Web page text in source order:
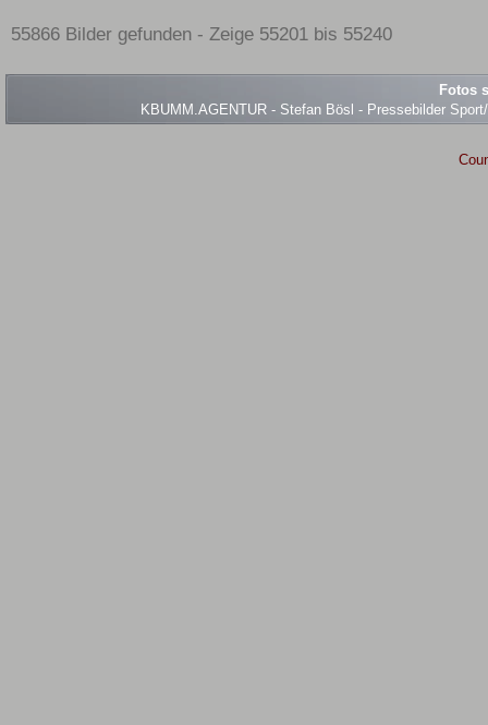
55866 Bilder gefunden - Zeige 55201 bis 55240
Fotos
KBUMM.AGENTUR - Stefan Bösl - Pressebilder